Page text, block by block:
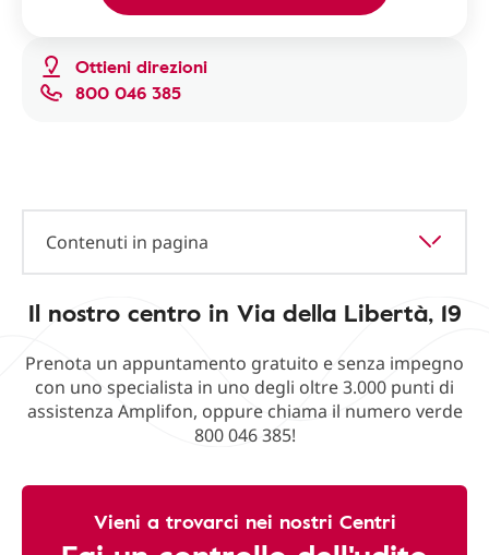
Ottieni direzioni
800 046 385
Contenuti in pagina
Il nostro centro in Via della Libertà, 19
Prenota un appuntamento gratuito e senza impegno
con uno specialista in uno degli oltre 3.000 punti di
assistenza Amplifon, oppure chiama il numero verde
800 046 385!
Vieni a trovarci nei nostri Centri